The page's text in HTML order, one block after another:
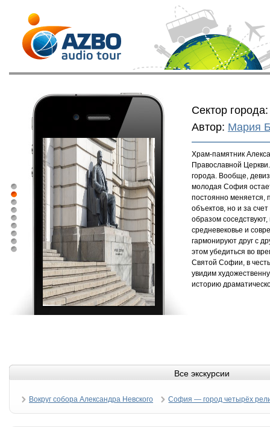
Сектор
Автор: Мария
Храм-памятник
Православной
города. Вообще,
молодая София
постоянно меняется,
объектов, но и за
образом соседствуют,
средневековье и
гармонируют друг с
этом убедиться во
Святой Софии, в
увидим
историю
Все экскурсии
Вокруг собора Александра Невского София — город четырёх